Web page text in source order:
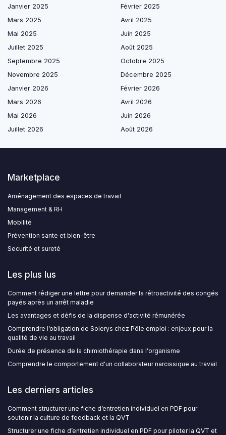
Janvier 2025
Février 2025
Mars 2025
Avril 2025
Mai 2025
Juin 2025
Juillet 2025
Août 2025
Septembre 2025
Octobre 2025
Novembre 2025
Décembre 2025
Janvier 2026
Février 2026
Mars 2026
Avril 2026
Mai 2026
Juin 2026
Juillet 2026
Août 2026
Marketplace
Aménagement des espaces de travail
Management & RH
Mobilité
Prévention sante et bien-être
Securité et sureté
Les plus lus
Comment rédiger une lettre pour demander la rétroactivité des congés
payés après un arrêt maladie
Les avantages et défis de la dispense d'activité rémunérée
Comprendre l’obligation de Solerys chez Pôle emploi : enjeux pour la
qualité de vie au travail
Durée de présence de la chimiothérapie dans l'organisme
Comprendre le comportement d'un collaborateur narcissique au travail
Les derniers articles
Comment structurer une fiche d’entretien individuel en PDF pour
soutenir la culture de feedback et la QVT
Structurer une fiche d’entretien individuel en PDF pour piloter la QVT et